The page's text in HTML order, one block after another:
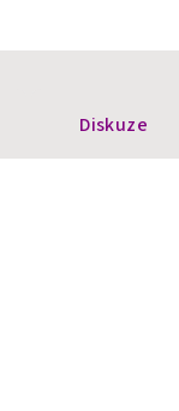
Diskuze